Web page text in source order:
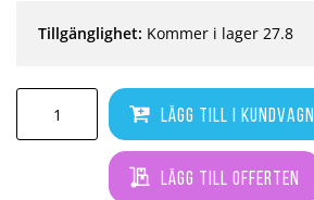
Lägg till i kundvagn
Lägg till offerten
Tillgänglighet: Kommer i lager 27.8